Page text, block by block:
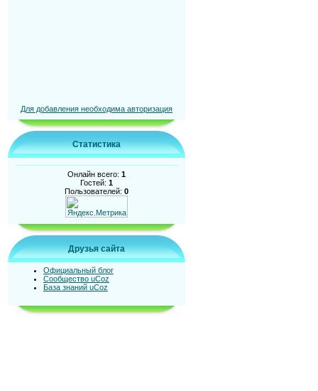
Для добавления необходима авторизация
Статистика
Онлайн всего: 1
Гостей: 1
Пользователей: 0
Друзья сайта
Официальный блог
Сообщество uCoz
База знаний uCoz